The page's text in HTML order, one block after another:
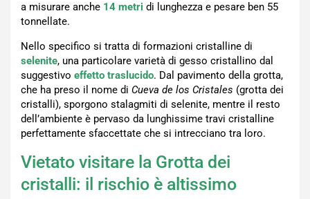
a misurare anche 14 metri di lunghezza e pesare ben 55
tonnellate.
Nello specifico si tratta di formazioni cristalline di
selenite, una particolare varietà di gesso cristallino dal
suggestivo effetto traslucido. Dal pavimento della grotta,
che ha preso il nome di Cueva de los Cristales (grotta dei
cristalli), sporgono stalagmiti di selenite, mentre il resto
dell’ambiente è pervaso da lunghissime travi cristalline
perfettamente sfaccettate che si intrecciano tra loro.
Vietato visitare la Grotta dei
cristalli: il rischio è altissimo